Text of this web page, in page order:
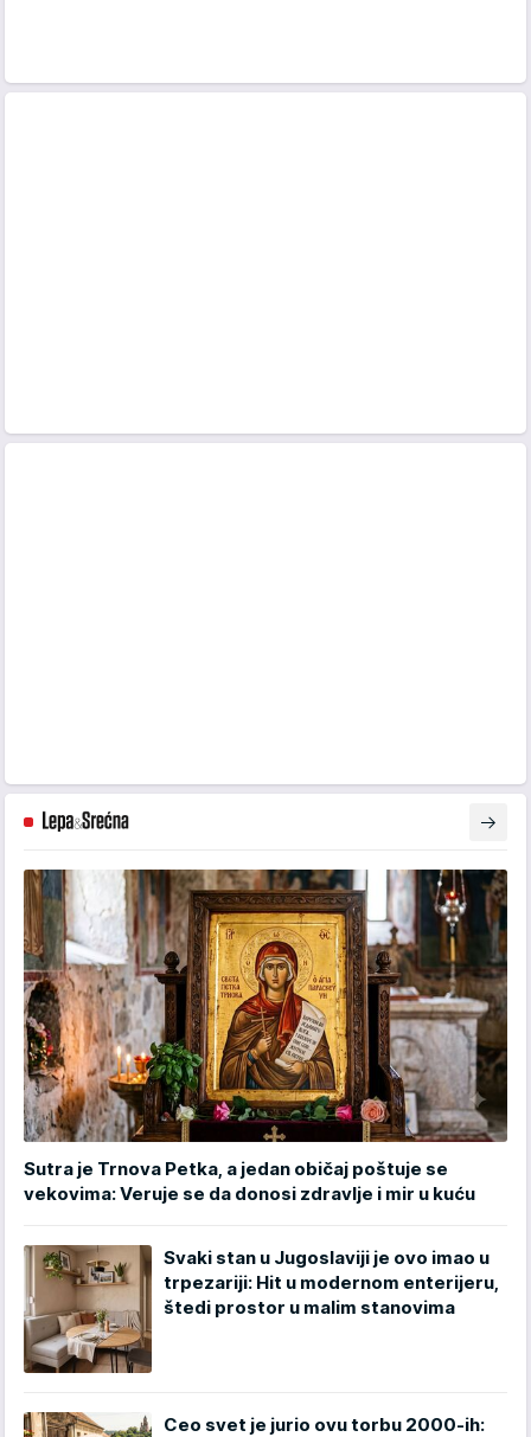
Sutra je Trnova Petka, a jedan običaj poštuje se
vekovima: Veruje se da donosi zdravlje i mir u kuću
Svaki stan u Jugoslaviji je ovo imao u
trpezariji: Hit u modernom enterijeru,
štedi prostor u malim stanovima
Ceo svet je jurio ovu torbu 2000-ih: